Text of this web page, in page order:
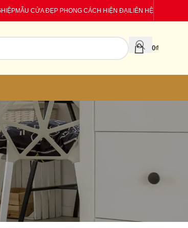
MẪU CỬA ĐẸP PHONG CÁCH HIỆN ĐẠILIÊN HỆ
0₫